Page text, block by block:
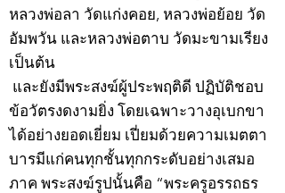
หลวงพ่อลา วัดแก่งคอย, หลวงพ่อย้อย วัด
อัมพวัน และหลวงพ่อตาบ วัดมะขามเรียง
เป็นต้น
และยังมีพระสงฆ์ผู้ประพฤติดี ปฏิบัติชอบ
ข้อวัตรงดงามยิ่ง โดยเฉพาะวางอุเบกขา
ได้อย่างยอดเยี่ยม เปี่ยมด้วยความเมตตา
บารมีแก่คนทุกชั้นทุกกระดับอย่างเสมอ
ภาค พระสงฆ์รูปนั้นคือ “พระครูอรรถธร